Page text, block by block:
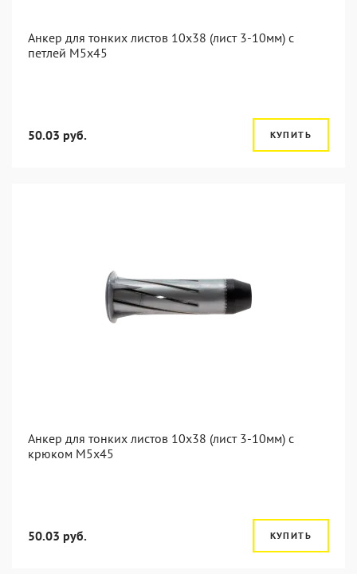
Анкер для тонких листов 10x38 (лист 3-10мм) с
петлей M5x45
50.03 руб. КУПИТЬ
Анкер для тонких листов 10x38 (лист 3-10мм) с
крюком M5x45
50.03 руб. КУПИТЬ